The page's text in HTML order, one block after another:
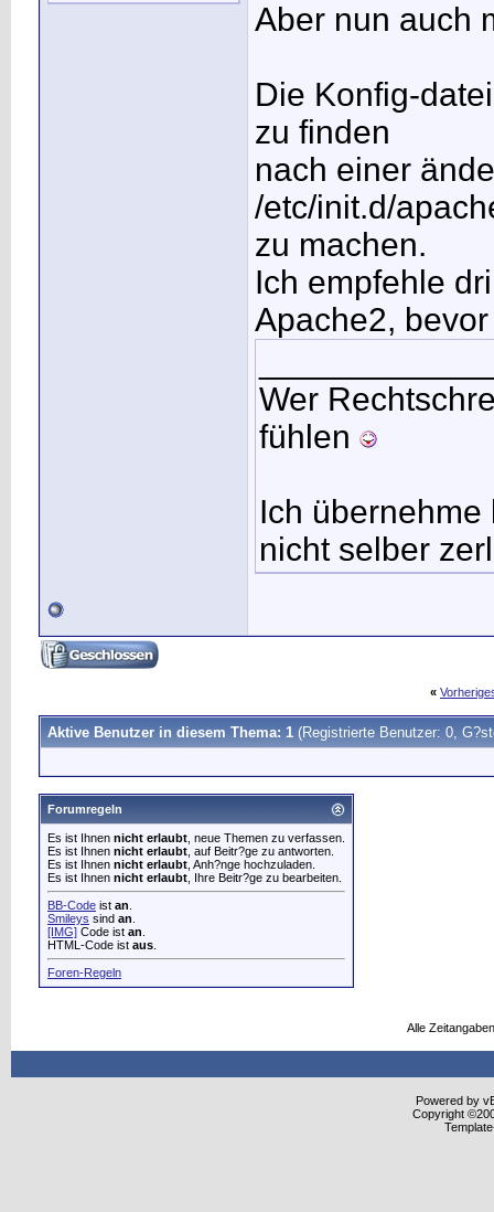
Aber nun auch
Die Konfig-
zu finden
nach einer
/etc/init.d/
zu machen.
Ich empfehle
Apache2,
Wer
fühlen
Ich
nicht selber
«
Aktive Benutzer in diesem Thema: 1 (Registrierte Benutzer: 0,
Forumregeln
Es ist Ihnen nicht erlaubt , neue Themen zu verfassen.
Es ist Ihnen nicht erlaubt , auf Beitr?ge zu antworten.
Es ist Ihnen nicht erlaubt , Anh?nge hochzuladen.
Es ist Ihnen nicht erlaubt , Ihre Beitr?ge zu bearbeiten.
BB-Code ist an
Smileys sind an
[IMG] Code ist an
HTML-Code ist aus
Foren-Regeln
Alle
Powered by
Copyright